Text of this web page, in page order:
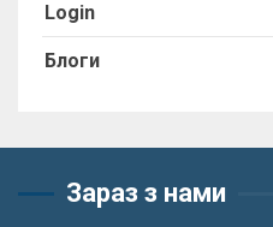
Login
Блоги
Зараз з нами